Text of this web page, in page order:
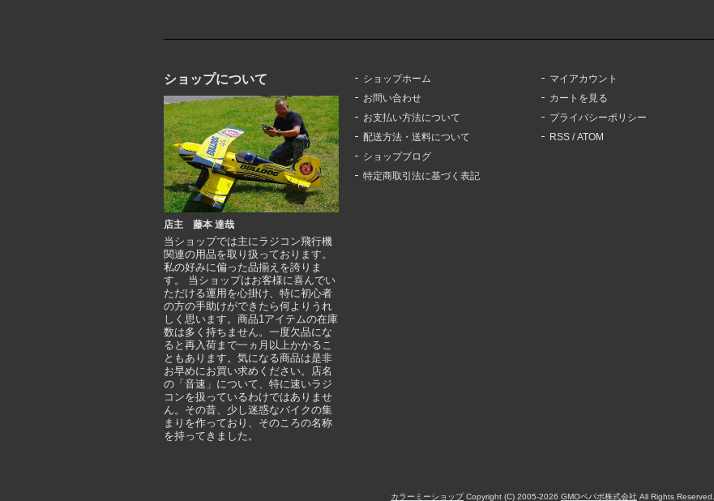
ショップについて
店主 藤本 達哉
当ショップでは主にラジコン飛行機
関連の用品を取り扱っております。
私の好みに偏った品揃えを誇りま
す。 当ショップはお客様に喜んでい
ただける運用を心掛け、特に初心者
の方の手助けができたら何よりうれ
しく思います。商品1アイテムの在庫
数は多く持ちません。一度欠品にな
ると再入荷まで一ヵ月以上かかるこ
ともあります。気になる商品は是非
お早めにお買い求めください。店名
の「音速」について、特に速いラジ
コンを扱っているわけではありませ
ん。その昔、少し迷惑なバイクの集
まりを作っており、そのころの名称
を持ってきました。
ショップホーム
お問い合わせ
お支払い方法について
配送方法・送料について
ショップブログ
特定商取引法に基づく表記
マイアカウント
カートを見る
プライバシーポリシー
RSS /ATOM
カラーミーショップCopyright (C) 2005-2026GMOペパボ株式会社 All Rights Reserved.